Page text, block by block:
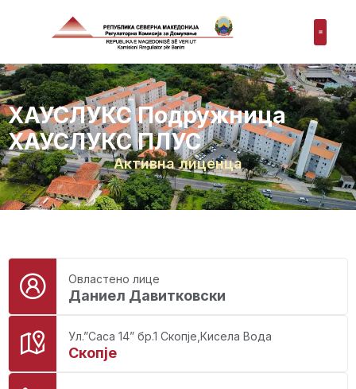
ХАУСЛУКС Подружница
ХАУСЛУКС ПЛУС
Активна лиценца
Овластено лице
Даниел Давитковски
Ул.”Саса 14” бр.1 Скопје,Кисела Вода
Скопје